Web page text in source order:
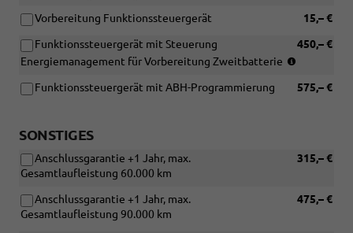
98H
[J74]
215/55
R17
XL)
Verbindung
Leichtmetallräder)
15,– €
Vorbereitung Funktionssteuergerät
450,– €
Funktionssteuergerät mit Steuerung
Energiemanagement für Vorbereitung Zweitbatterie
575,– €
Funktionssteuergerät mit ABH-Programmierung
SONSTIGES
315,– €
Anschlussgarantie +1 Jahr, max.
Gesamtlaufleistung 60.000 km
475,– €
Anschlussgarantie +1 Jahr, max.
Gesamtlaufleistung 90.000 km